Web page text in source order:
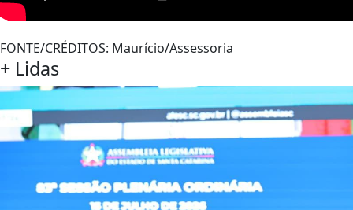
FONTE/CRÉDITOS: Maurício/Assessoria
+ Lidas